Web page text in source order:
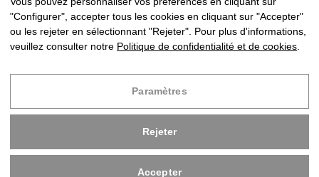
Almirante Arizmendi Kalea, 9, 20302 Irun, Gipuzkoa
Tel: +34 943 63 83 94 · Fax: +34 943 63 85 86
mendibil@centrocomercialmendibil.com
"Configurer", accepter tous les cookies en cliquant sur "Accepter"
ou les rejeter en sélectionnant "Rejeter". Pour plus d'informations,
veuillez consulter notre Politique de confidentialité et de cookies
Paramètres
Rejeter
Accepter
Avis Légal
Politique de confidentialité et de cookies